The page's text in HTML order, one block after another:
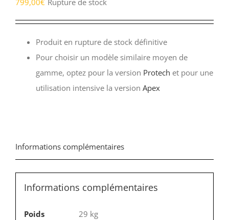
Produit en rupture de stock définitive
Pour choisir un modèle similaire moyen de
gamme, optez pour la version Protech et pour une
utilisation intensive la version Apex
Informations complémentaires
Informations complémentaires
Poids 29 kg